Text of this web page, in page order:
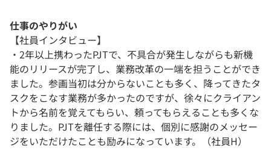
仕事のやりがい
【社員インタビュー】
・2年以上携わったPJTで、不具合が発生しながらも新機
能のリリースが完了し、業務改革の一端を担うことができ
ました。参画当初は分からないことも多く、降ってきたタ
スクをこなす業務が多かったのですが、徐々にクライアン
トから名前を覚えてもらい、頼ってもらえることも多くな
りました。PJTを離任する際には、個別に感謝のメッセー
ジをいただけたことも励みになっています。（社員H）